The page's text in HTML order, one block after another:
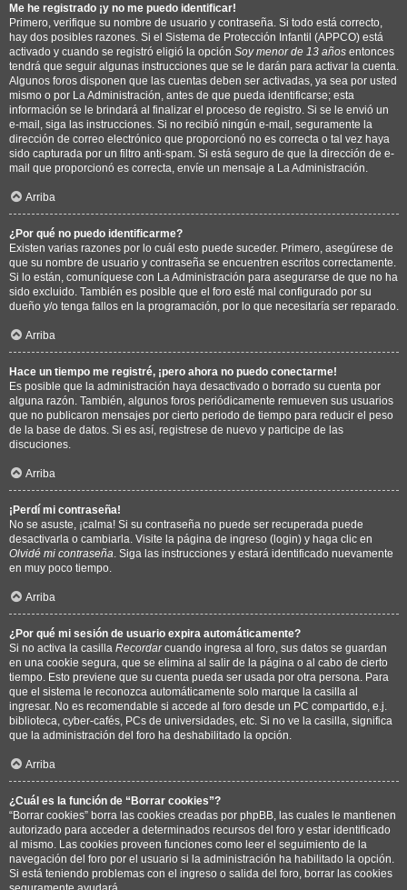
Me he registrado ¡y no me puedo identificar!
Primero, verifique su nombre de usuario y contraseña. Si todo está correcto,
hay dos posibles razones. Si el Sistema de Protección Infantil (APPCO) está
activado y cuando se registró eligió la opción Soy menor de 13 años entonces
tendrá que seguir algunas instrucciones que se le darán para activar la cuenta.
Algunos foros disponen que las cuentas deben ser activadas, ya sea por usted
mismo o por La Administración, antes de que pueda identificarse; esta
información se le brindará al finalizar el proceso de registro. Si se le envió un
e-mail, siga las instrucciones. Si no recibió ningún e-mail, seguramente la
dirección de correo electrónico que proporcionó no es correcta o tal vez haya
sido capturada por un filtro anti-spam. Si está seguro de que la dirección de e-
mail que proporcionó es correcta, envíe un mensaje a La Administración.
Arriba
¿Por qué no puedo identificarme?
Existen varias razones por lo cuál esto puede suceder. Primero, asegúrese de
que su nombre de usuario y contraseña se encuentren escritos correctamente.
Si lo están, comuníquese con La Administración para asegurarse de que no ha
sido excluido. También es posible que el foro esté mal configurado por su
dueño y/o tenga fallos en la programación, por lo que necesitaría ser reparado.
Arriba
Hace un tiempo me registré, ¡pero ahora no puedo conectarme!
Es posible que la administración haya desactivado o borrado su cuenta por
alguna razón. También, algunos foros periódicamente remueven sus usuarios
que no publicaron mensajes por cierto periodo de tiempo para reducir el peso
de la base de datos. Si es así, registrese de nuevo y participe de las
discuciones.
Arriba
¡Perdí mi contraseña!
No se asuste, ¡calma! Si su contraseña no puede ser recuperada puede
desactivarla o cambiarla. Visite la página de ingreso (login) y haga clic en
Olvidé mi contraseña . Siga las instrucciones y estará identificado nuevamente
en muy poco tiempo.
Arriba
¿Por qué mi sesión de usuario expira automáticamente?
Si no activa la casilla Recordarcuando ingresa al foro, sus datos se guardan
en una cookie segura, que se elimina al salir de la página o al cabo de cierto
tiempo. Esto previene que su cuenta pueda ser usada por otra persona. Para
que el sistema le reconozca automáticamente solo marque la casilla al
ingresar. No es recomendable si accede al foro desde un PC compartido, e.j.
biblioteca, cyber-cafés, PCs de universidades, etc. Si no ve la casilla, significa
que la administración del foro ha deshabilitado la opción.
Arriba
¿Cuál es la función de “Borrar cookies”?
“Borrar cookies” borra las cookies creadas por phpBB, las cuales le mantienen
autorizado para acceder a determinados recursos del foro y estar identificado
al mismo. Las cookies proveen funciones como leer el seguimiento de la
navegación del foro por el usuario si la administración ha habilitado la opción.
Si está teniendo problemas con el ingreso o salida del foro, borrar las cookies